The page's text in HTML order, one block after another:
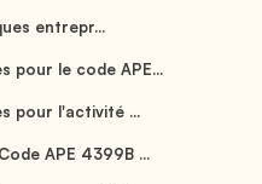
entrepr...
pour le code APE...
pour l'activité ...
APE 4399B ...